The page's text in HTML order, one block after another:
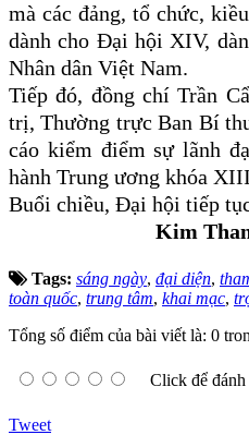
mà các đảng, tổ chức,
dành cho Đại hội XIV,
Nhân dân Việt Nam.
Tiếp đó, đồng chí Trần
trị, Thường trực Ban Bí
cáo kiểm điểm sự lãnh
hành Trung ương khóa
Buổi chiều, Đại hội tiếp
Kim
Tags: sáng ngày, đại diện,
toàn quốc, trung tâm, khai mạc,
Tổng số điểm của bài viết là: 0
Click để
Tweet